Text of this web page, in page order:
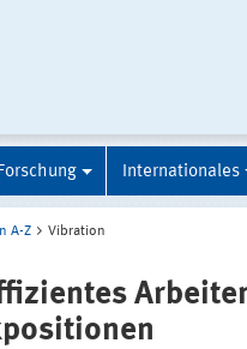
Forschung Internationales
A-Z Vibration